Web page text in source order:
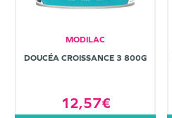
MODILAC
DOUCÉA CROISSANCE 3 800G
12,57€